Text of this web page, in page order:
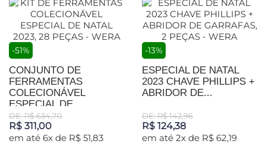
-51%
CONJUNTO DE
FERRAMENTAS
COLECIONÁVEL
ESPECIAL DE...
DE: R$ 634,70
R$ 311,00
em até 6x de R$ 51,83
-13%
ESPECIAL DE NATAL
2023 CHAVE PHILLIPS +
ABRIDOR DE...
DE: R$ 142,96
R$ 124,38
em até 2x de R$ 62,19